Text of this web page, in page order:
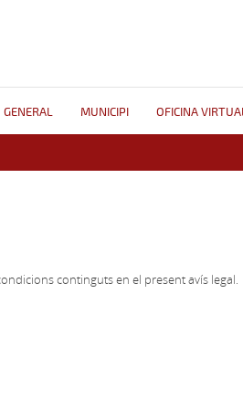
MUNICIPI OFICINA
continguts en el present avís legal.